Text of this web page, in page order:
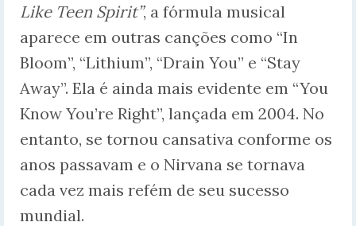
Like Teen Spirit”, a fórmula musical
aparece em outras canções como “In
Bloom”, “Lithium”, “Drain You” e “Stay
Away”. Ela é ainda mais evidente em “You
Know You’re Right”, lançada em 2004. No
entanto, se tornou cansativa conforme os
anos passavam e o Nirvana se tornava
cada vez mais refém de seu sucesso
mundial.